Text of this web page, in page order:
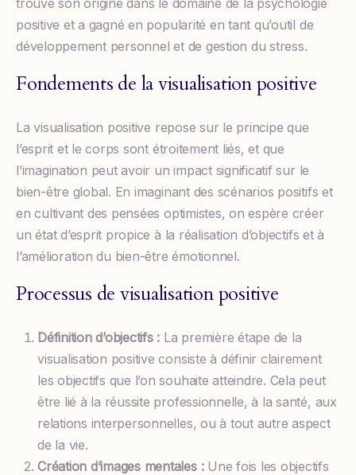
positive et a gagné en popularité en tant qu’outil de
développement personnel et de gestion du stress.
Fondements de la visualisation positive
La visualisation positive repose sur le principe que
l’esprit et le corps sont étroitement liés, et que
l’imagination peut avoir un impact significatif sur le
bien-être global. En imaginant des scénarios positifs et
en cultivant des pensées optimistes, on espère créer
un état d’esprit propice à la réalisation d’objectifs et à
l’amélioration du bien-être émotionnel.
Processus de visualisation positive
Définition d’objectifs : La première étape de la
visualisation positive consiste à définir clairement
les objectifs que l’on souhaite atteindre. Cela peut
être lié à la réussite professionnelle, à la santé, aux
relations interpersonnelles, ou à tout autre aspect
de la vie.
Création d’images mentales :Une fois les objectifs